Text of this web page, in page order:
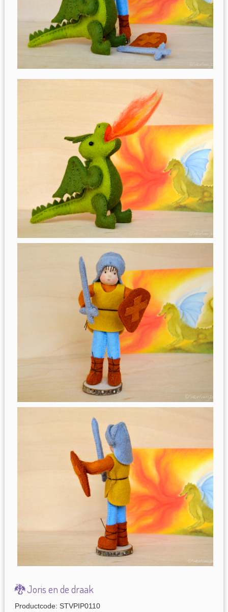
🐉 Joris en de draak
Productcode: STVPIP0110